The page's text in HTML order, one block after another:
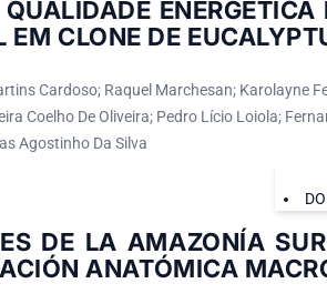
EM CLONE DE
Cardoso; Raquel Marchesan; Karolayne
Coelho De Oliveira; Pedro Lício Loiola;
Agostinho Da Silva
DE LA AMAZONÍA
ANATÓMICA